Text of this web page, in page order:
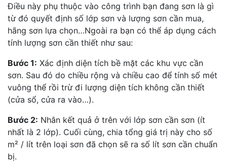
Điều này phụ thuộc vào công trình bạn đang sơn là gì
từ đó quyết định số lớp sơn và lượng sơn cần mua,
hãng sơn lựa chọn…Ngoài ra bạn có thể áp dụng cách
tính lượng sơn cần thiết như sau:
Bước 1: Xác định diện tích bề mặt các khu vực cần
sơn. Sau đó do chiều rộng và chiều cao để tính số mét
vuông thể rồi trừ đi lượng diện tích không cần thiết
(cửa sổ, cửa ra vào…).
Bước 2: Nhân kết quả ở trên với lớp sơn cần sơn (ít
nhất là 2 lớp). Cuối cùng, chia tổng giá trị này cho số
m² / lít trên loại sơn đã chọn sẽ ra số lít sơn cần chuẩn
bị.